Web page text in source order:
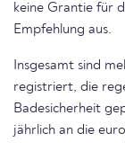
keine Grantie für
Empfehlung aus.
Insgesamt sind
registriert, die
Badesicherheit
jährlich an die